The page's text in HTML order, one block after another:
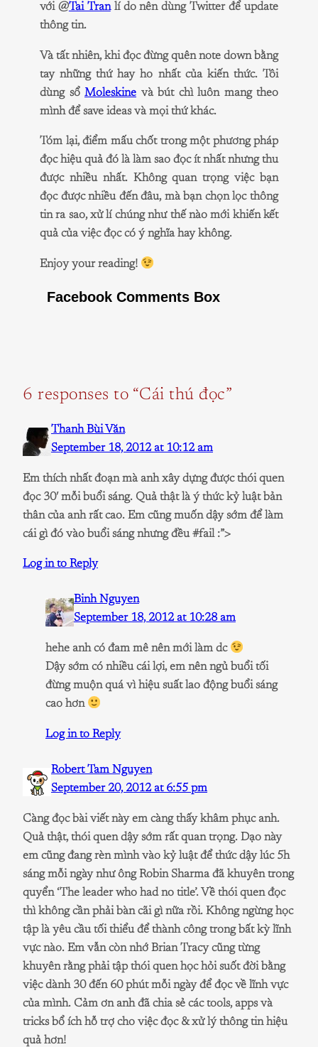
với @Tai Tranlí do nên dùng Twitter để update
thông tin.
Và tất nhiên, khi đọc đừng quên note down bằng
tay những thứ hay ho nhất của kiến thức. Tôi
dùng sổ Moleskine và bút chì luôn mang theo
mình để save ideas và mọi thứ khác.
Tóm lại, điểm mấu chốt trong một phương pháp
đọc hiệu quả đó là làm sao đọc ít nhất nhưng thu
được nhiều nhất. Không quan trọng việc bạn
đọc được nhiều đến đâu, mà bạn chọn lọc thông
tin ra sao, xử lí chúng như thế nào mới khiến kết
quả của việc đọc có ý nghĩa hay không.
Enjoy your reading!
Facebook Comments Box
6 responses to “Cái thú đọc”
Thanh Bùi Văn
September 18, 2012 at 10:12 am
Em thích nhất đoạn mà anh xây dựng được thói quen
đọc 30′ mỗi buổi sáng. Quả thật là ý thức kỷ luật bản
thân của anh rất cao. Em cũng muốn dậy sớm để làm
cái gì đó vào buổi sáng nhưng đều #fail :”>
Log in to Reply
Binh Nguyen
September 18, 2012 at 10:28 am
hehe anh có đam mê nên mới làm dc
Dậy sớm có nhiều cái lợi, em nên ngủ buổi tối
đừng muộn quá vì hiệu suất lao động buổi sáng
cao hơn
Log in to Reply
Robert Tam Nguyen
September 20, 2012 at 6:55 pm
Càng đọc bài viết này em càng thấy khâm phục anh.
Quả thật, thói quen dậy sớm rất quan trọng. Dạo này
em cũng đang rèn mình vào kỷ luật để thức dậy lúc 5h
sáng mỗi ngày như ông Robin Sharma đã khuyên trong
quyển ‘The leader who had no title’. Về thói quen đọc
thì không cần phải bàn cãi gì nữa rồi. Không ngừng học
tập là yêu cầu tối thiểu để thành công trong bất kỳ lĩnh
vực nào. Em vẫn còn nhớ Brian Tracy cũng từng
khuyên rằng phải tập thói quen học hỏi suốt đời bằng
việc dành 30 đến 60 phút mỗi ngày để đọc về lĩnh vực
của mình. Cảm ơn anh đã chia sẻ các tools, apps và
tricks bổ ích hỗ trợ cho việc đọc & xử lý thông tin hiệu
quả hơn!